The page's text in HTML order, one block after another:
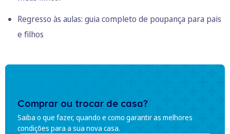
Regresso às aulas: guia completo de poupança para pais
e filhos
Comprar ou trocar de casa?
Saiba o que fazer, quando e como garantir as melhores
condições para a sua nova casa.